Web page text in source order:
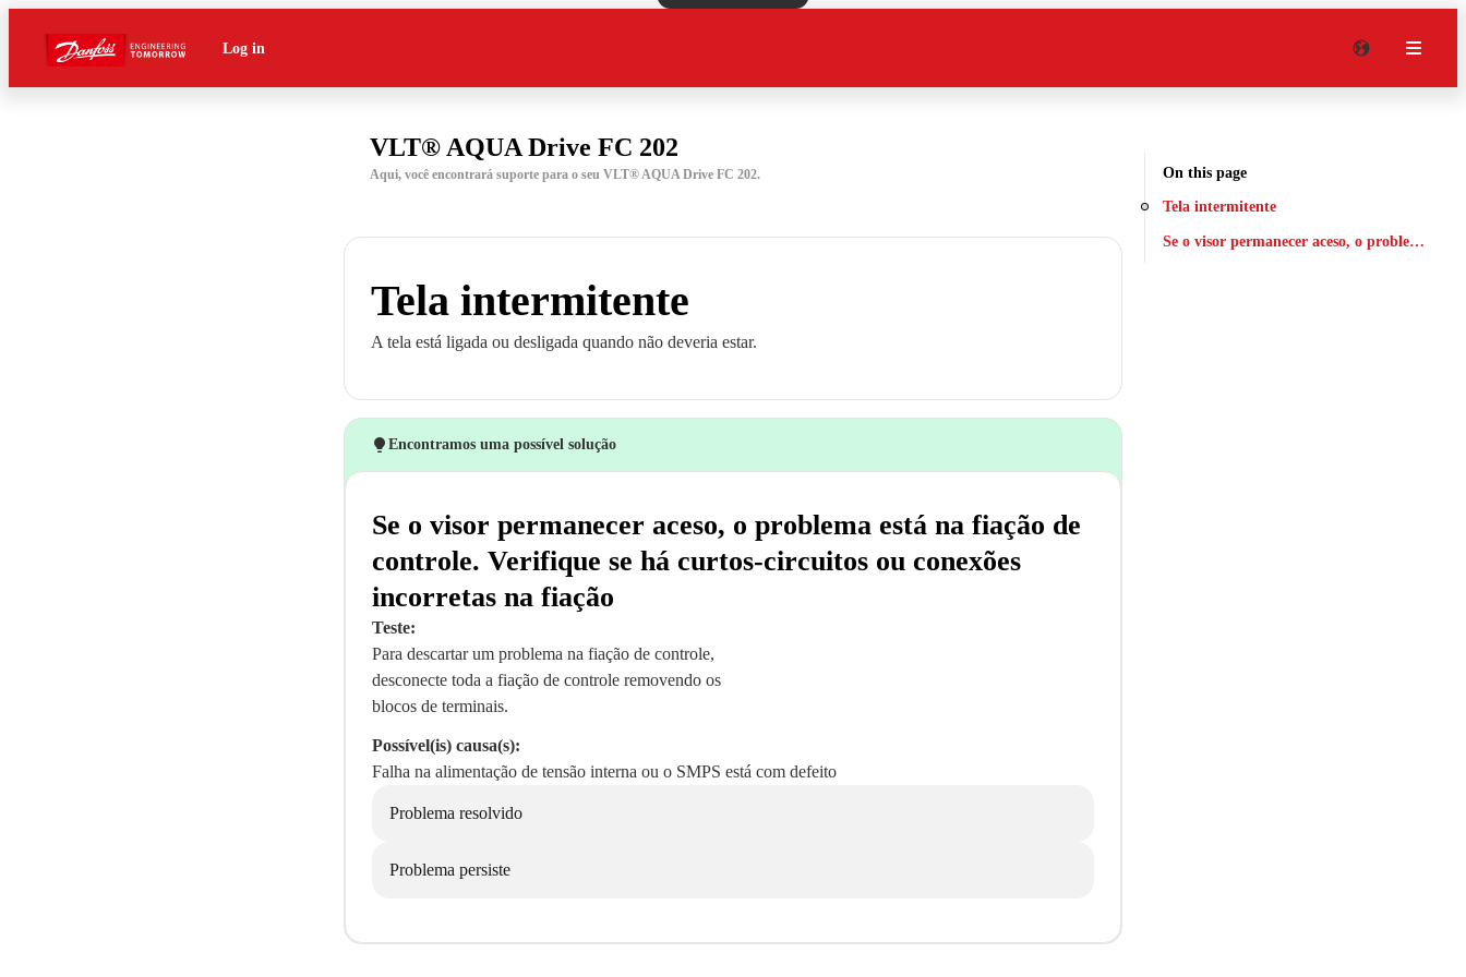
Log in
VLT® AQUA Drive FC 202
Aqui, você encontrará suporte para o seu VLT® AQUA Drive FC 202.
Tela intermitente
A tela está ligada ou desligada quando não deveria estar.
Encontramos uma possível solução
Se o visor permanecer aceso, o problema está na fiação de
controle. Verifique se há curtos-circuitos ou conexões
incorretas na fiação
Teste:
Para descartar um problema na fiação de controle,
desconecte toda a fiação de controle removendo os
blocos de terminais.
Possível(is) causa(s):
Falha na alimentação de tensão interna ou o SMPS está com defeito
Problema resolvido
Problema persiste
On this page
Tela intermitente
Se o visor permanecer aceso, o problema